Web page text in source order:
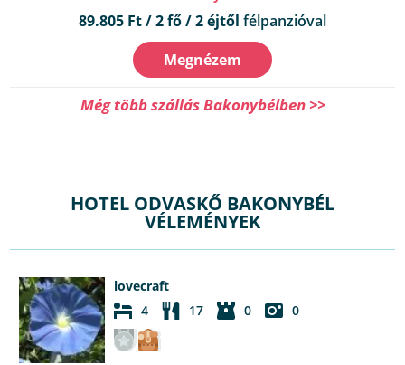
89.805 Ft / 2 fő / 2 éjtől félpanzióval
Megnézem
Még több szállás Bakonybélben >>
HOTEL ODVASKŐ BAKONYBÉL
VÉLEMÉNYEK
lovecraft
4
17 0 0